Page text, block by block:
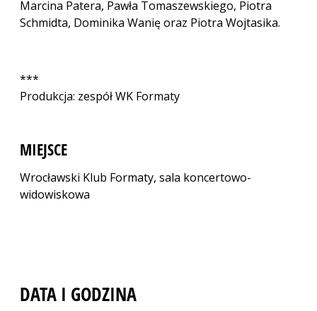
Marcina Patera, Pawła Tomaszewskiego, Piotra
Schmidta, Dominika Wanię oraz Piotra Wojtasika.
***
Produkcja: zespół WK Formaty
MIEJSCE
Wrocławski Klub Formaty, sala koncertowo-
widowiskowa
DATA I GODZINA